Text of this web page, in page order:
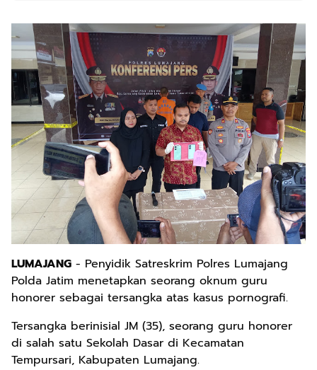
LUMAJANG - Penyidik Satreskrim Polres Lumajang
Polda Jatim menetapkan seorang oknum guru
honorer sebagai tersangka atas kasus pornografi.
Tersangka berinisial JM (35), seorang guru honorer
di salah satu Sekolah Dasar di Kecamatan
Tempursari, Kabupaten Lumajang.